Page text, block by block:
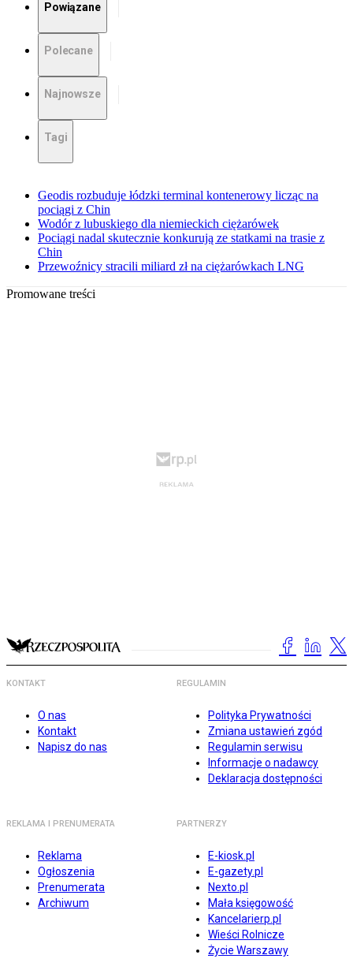
Powiązane
Polecane
Najnowsze
Tagi
Geodis rozbuduje łódzki terminal kontenerowy licząc na
pociągi z Chin
Wodór z lubuskiego dla niemieckich ciężarówek
Pociągi nadal skutecznie konkurują ze statkami na trasie z
Chin
Przewoźnicy stracili miliard zł na ciężarówkach LNG
Promowane treści
KONTAKT
O nas
Kontakt
Napisz do nas
REGULAMIN
Polityka Prywatności
Zmiana ustawień zgód
Regulamin serwisu
Informacje o nadawcy
Deklaracja dostępności
REKLAMA I PRENUMERATA
Reklama
Ogłoszenia
Prenumerata
Archiwum
PARTNERZY
E-kiosk.pl
E-gazety.pl
Nexto.pl
Mała księgowość
Kancelarierp.pl
Wieści Rolnicze
Życie Warszawy